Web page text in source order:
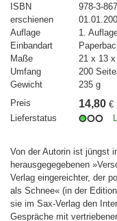
ISBN
978-3-
erschienen
Auflage
1.
Einbandart
Maße
21 x 13
Umfang
200
Gewicht
235 g
Preis
14,80 €
Lieferstatus
Von der Autorin ist jüngst
herausgegegebenen
Verlag eingereichter, der
als Schnee« (in der
sie im Sax-Verlag den
Gespräche mit